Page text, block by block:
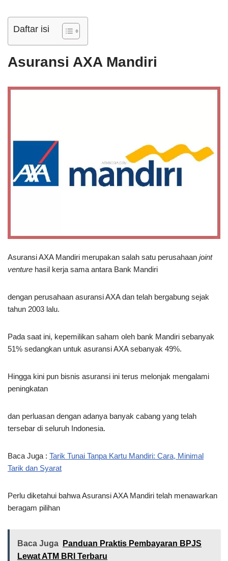
Daftar isi
Asuransi AXA Mandiri
Asuransi AXA Mandiri merupakan salah satu perusahaan joint
venture hasil kerja sama antara Bank Mandiri
dengan perusahaan asuransi AXA dan telah bergabung sejak
tahun 2003 lalu.
Pada saat ini, kepemilikan saham oleh bank Mandiri sebanyak
51% sedangkan untuk asuransi AXA sebanyak 49%.
Hingga kini pun bisnis asuransi ini terus melonjak mengalami
peningkatan
dan perluasan dengan adanya banyak cabang yang telah
tersebar di seluruh Indonesia.
Baca Juga : Tarik Tunai Tanpa Kartu Mandiri: Cara, Minimal
Tarik dan Syarat
Perlu diketahui bahwa Asuransi AXA Mandiri telah menawarkan
beragam pilihan
Baca Juga
Panduan Praktis Pembayaran BPJS
Lewat ATM BRI Terbaru